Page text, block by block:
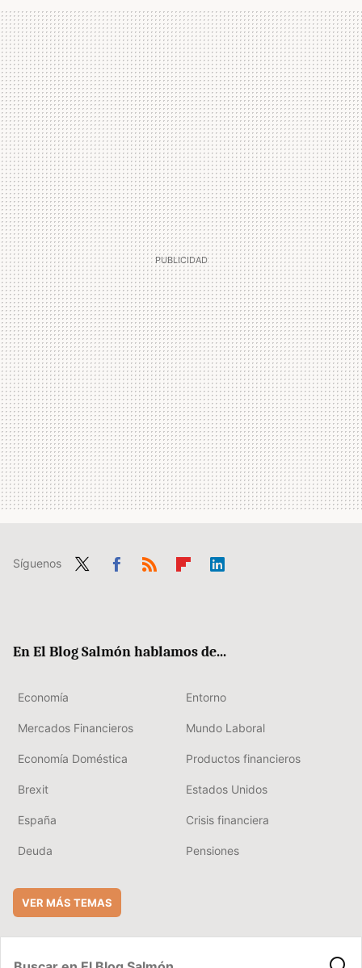
Síguenos
En El Blog Salmón hablamos de...
Economía Entorno
Mercados Financieros Mundo Laboral
Economía Doméstica Productos financieros
Brexit Estados Unidos
España Crisis financiera
Deuda Pensiones
VER MÁS TEMAS